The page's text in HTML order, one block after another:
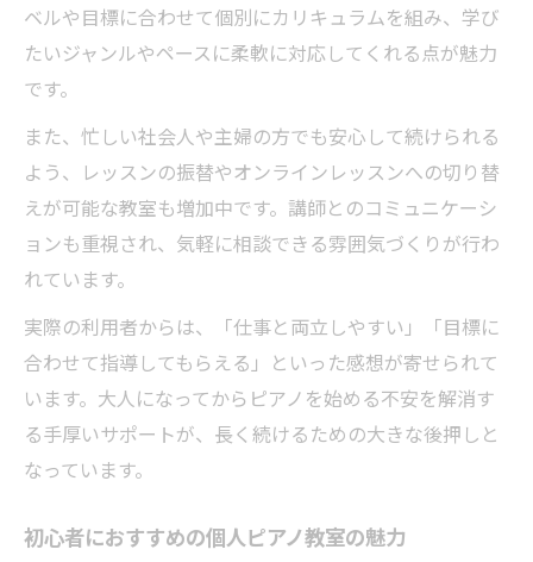
ベルや目標に合わせて個別にカリキュラムを組み、学び
たいジャンルやペースに柔軟に対応してくれる点が魅力
です。
また、忙しい社会人や主婦の方でも安心して続けられる
よう、レッスンの振替やオンラインレッスンへの切り替
えが可能な教室も増加中です。講師とのコミュニケーシ
ョンも重視され、気軽に相談できる雰囲気づくりが行わ
れています。
実際の利用者からは、「仕事と両立しやすい」「目標に
合わせて指導してもらえる」といった感想が寄せられて
います。大人になってからピアノを始める不安を解消す
る手厚いサポートが、長く続けるための大きな後押しと
なっています。
初心者におすすめの個人ピアノ教室の魅力